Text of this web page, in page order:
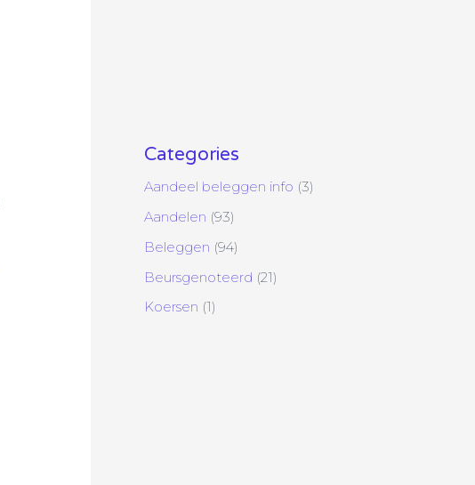
Categories
Aandeel beleggen info (3)
Aandelen (93)
Beleggen (94)
Beursgenoteerd (21)
Koersen (1)